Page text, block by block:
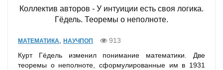
Коллектив авторов - У интуиции есть своя логика.
Гёдель. Теоремы о неполноте.
МАТЕМАТИКА НАУЧПОП
913
Курт Гёдель изменил понимание математики. Две
теоремы о неполноте, сформулированные им в 1931